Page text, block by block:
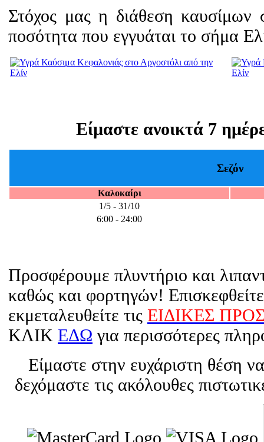
Στόχος μας η διάθεση καυσίμων
ποσότητα που εγγυάται το σήμα
Είμαστε ανοικτά 7
Σεζόν
Καλοκαίρι
1/5 - 31/10
6:00 - 24:00
Προσφέρουμε πλυντήριο και
καθώς και φορτηγών!
εκμεταλευθείτε τις ΕΙΔΙΚΕΣ
ΚΛΙΚ ΕΔΩ για περισσότερες
Είμαστε στην ευχάριστη θέση
δεχόμαστε τις ακόλουθες